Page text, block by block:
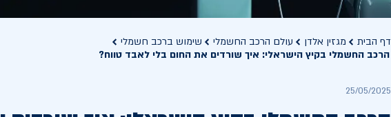
דף הבית מגזין אלדן עולם הרכב החשמלי
שימוש ברכב חשמלי
הרכב החשמלי בקיץ הישראלי: איך שורדים את החום בלי לאבד טווח?
25/05/2025